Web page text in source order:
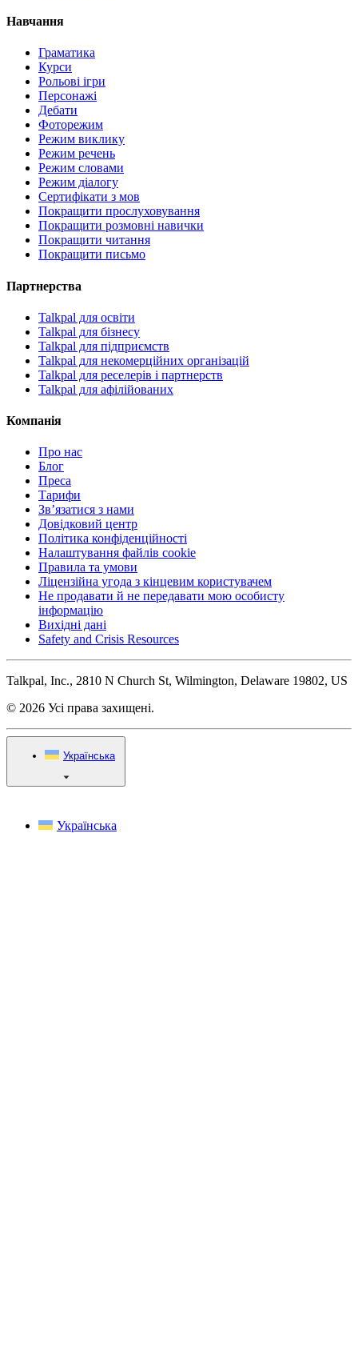
Навчання
Граматика
Курси
Рольові ігри
Персонажі
Дебати
Фоторежим
Режим виклику
Режим речень
Режим словами
Режим діалогу
Сертифікати з мов
Покращити прослуховування
Покращити розмовні навички
Покращити читання
Покращити письмо
Партнерства
Talkpal для освіти
Talkpal для бізнесу
Talkpal для підприємств
Talkpal для некомерційних організацій
Talkpal для реселерів і партнерств
Talkpal для афілійованих
Компанія
Про нас
Блог
Преса
Тарифи
Зв’язатися з нами
Довідковий центр
Політика конфіденційності
Налаштування файлів cookie
Правила та умови
Ліцензійна угода з кінцевим користувачем
Не продавати й не передавати мою особисту
інформацію
Вихідні дані
Safety and Crisis Resources
Talkpal, Inc., 2810 N Church St, Wilmington, Delaware 19802, US
© 2026 Усі права захищені.
Українська
Українська